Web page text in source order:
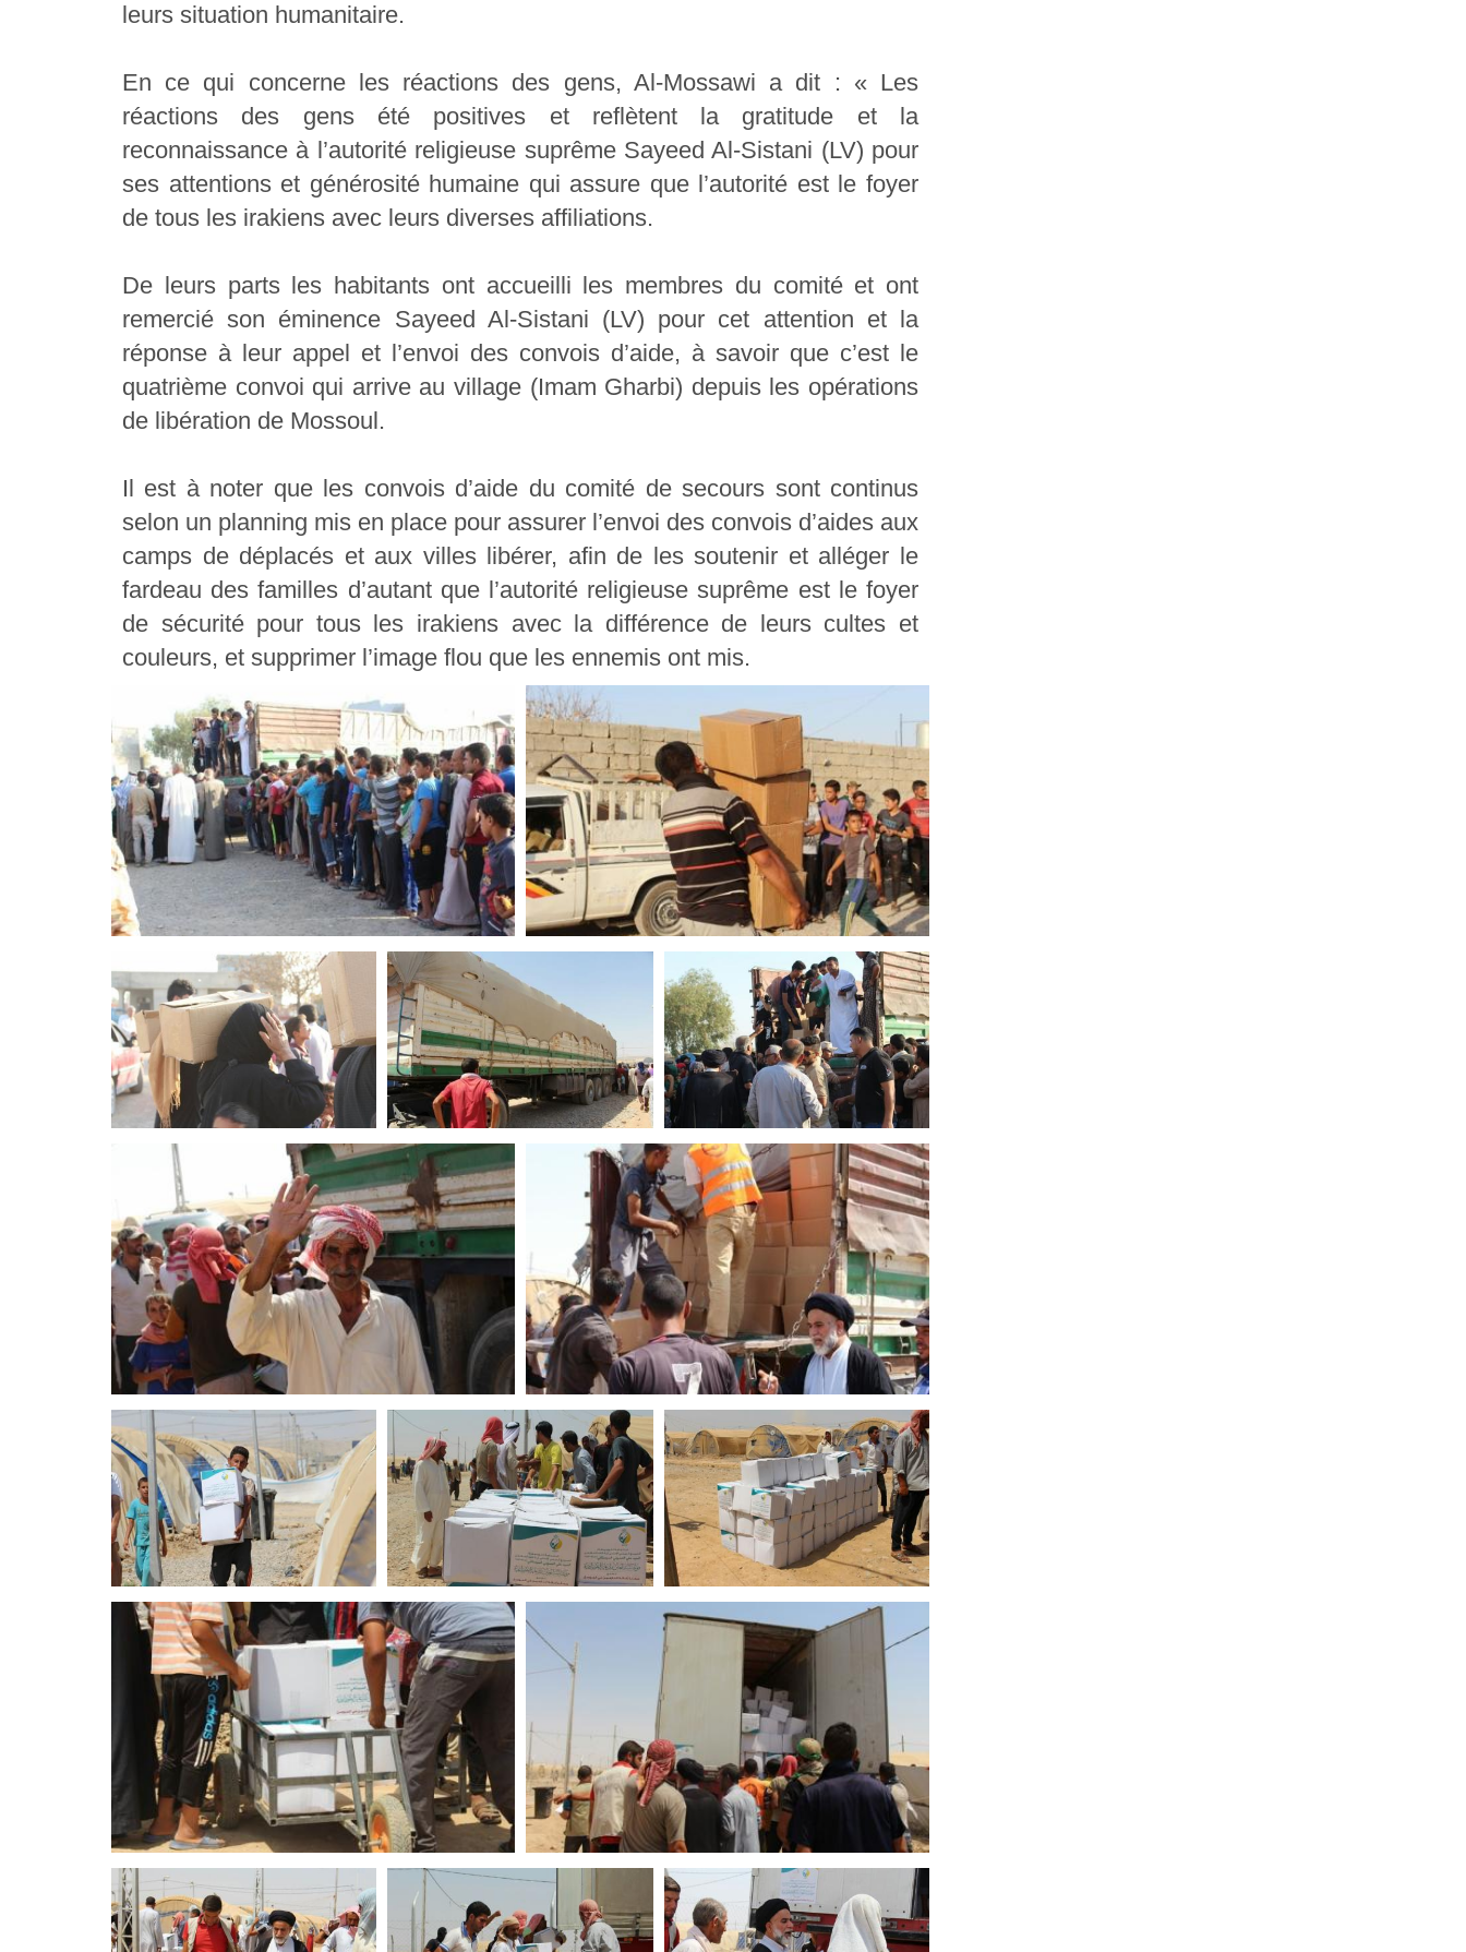
leurs situation humanitaire.
En ce qui concerne les réactions des gens, Al-Mossawi a dit : « Les
réactions des gens été positives et reflètent la gratitude et la
reconnaissance à l’autorité religieuse suprême Sayeed Al-Sistani (LV) pour
ses attentions et générosité humaine qui assure que l’autorité est le foyer
de tous les irakiens avec leurs diverses affiliations.
De leurs parts les habitants ont accueilli les membres du comité et ont
remercié son éminence Sayeed Al-Sistani (LV) pour cet attention et la
réponse à leur appel et l’envoi des convois d’aide, à savoir que c’est le
quatrième convoi qui arrive au village (Imam Gharbi) depuis les opérations
de libération de Mossoul.
Il est à noter que les convois d’aide du comité de secours sont continus
selon un planning mis en place pour assurer l’envoi des convois d’aides aux
camps de déplacés et aux villes libérer, afin de les soutenir et alléger le
fardeau des familles d’autant que l’autorité religieuse suprême est le foyer
de sécurité pour tous les irakiens avec la différence de leurs cultes et
couleurs, et supprimer l’image flou que les ennemis ont mis.